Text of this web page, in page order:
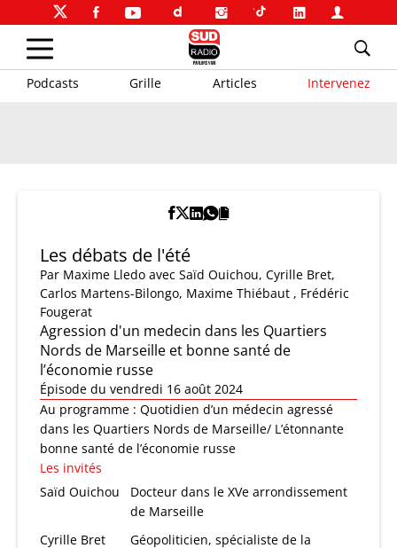
Podcasts Grille Articles Intervenez
Les débats de l'été
Par Maxime Lledo avec Saïd Ouichou, Cyrille Bret,
Carlos Martens-Bilongo, Maxime Thiébaut , Frédéric
Fougerat
Agression d'un medecin dans les Quartiers
Nords de Marseille et bonne santé de
l’économie russe
Épisode du vendredi 16 août 2024
Au programme : Quotidien d’un médecin agressé
dans les Quartiers Nords de Marseille/ L’étonnante
bonne santé de l’économie russe
Les invités
Saïd Ouichou
Docteur dans le XVe arrondissement
de Marseille
Cyrille Bret
Géopoliticien, spécialiste de la